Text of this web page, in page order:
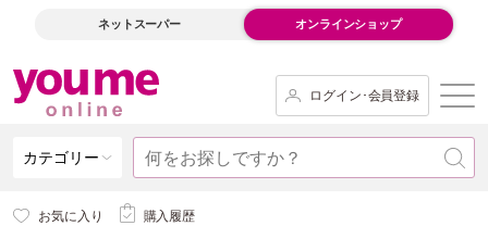
ネットスーパー オンラインショップ
ログイン･会員登録
カテゴリー
お気に入り 購入履歴